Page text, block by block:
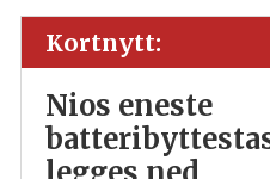
Kortnytt:
Nios eneste